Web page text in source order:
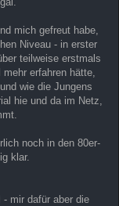
mich gefreut habe,
Niveau - in erster
teilweise erstmals
erfahren hätte,
wie die Jungens
hie und da im Netz,
noch in den 80er-
klar.
mir dafür aber die